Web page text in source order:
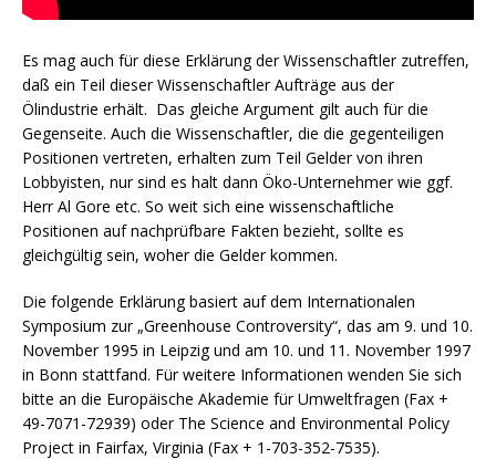
Es mag auch für diese Erklärung der Wissenschaftler zutreffen,
daß ein Teil dieser Wissenschaftler Aufträge aus der
Ölindustrie erhält. Das gleiche Argument gilt auch für die
Gegenseite. Auch die Wissenschaftler, die die gegenteiligen
Positionen vertreten, erhalten zum Teil Gelder von ihren
Lobbyisten, nur sind es halt dann Öko-Unternehmer wie ggf.
Herr Al Gore etc. So weit sich eine wissenschaftliche
Positionen auf nachprüfbare Fakten bezieht, sollte es
gleichgültig sein, woher die Gelder kommen.
Die folgende Erklärung basiert auf dem Internationalen
Symposium zur „Greenhouse Controversity“, das am 9. und 10.
November 1995 in Leipzig und am 10. und 11. November 1997
in Bonn stattfand. Für weitere Informationen wenden Sie sich
bitte an die Europäische Akademie für Umweltfragen (Fax +
49-7071-72939) oder The Science and Environmental Policy
Project in Fairfax, Virginia (Fax + 1-703-352-7535).